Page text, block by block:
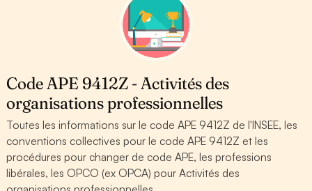
Code APE 9412Z - Activités des
organisations professionnelles
Toutes les informations sur le code APE 9412Z de l'INSEE, les
conventions collectives pour le code APE 9412Z et les
procédures pour changer de code APE, les professions
libérales, les OPCO (ex OPCA) pour Activités des